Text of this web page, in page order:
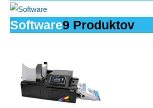
Software9 Produktov